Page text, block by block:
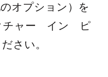
オプション）を
チャー イン ピ
さい。